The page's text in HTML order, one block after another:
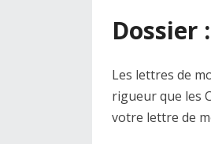
Dossier
Les lettres de
rigueur que les
votre lettre de